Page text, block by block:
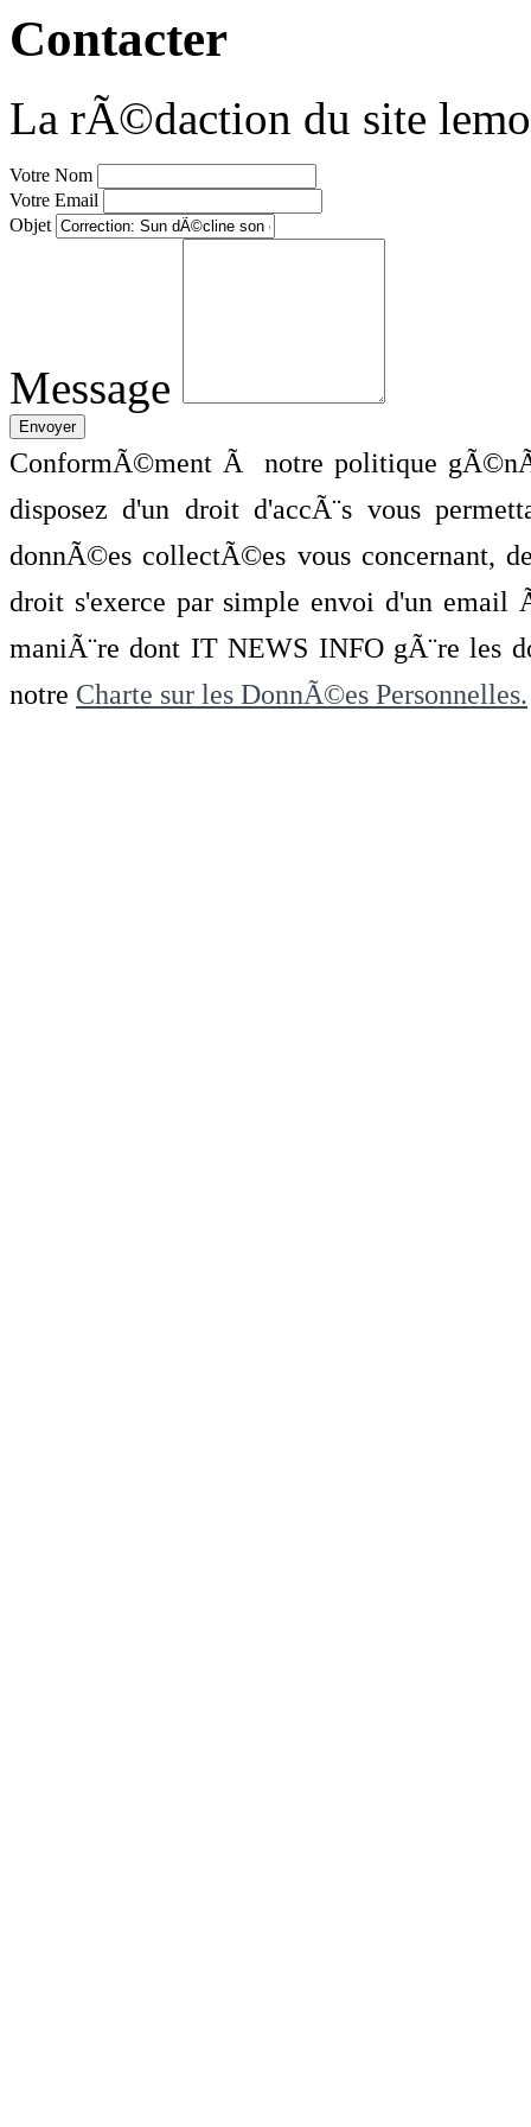
Contacter
La rÃ©daction du site
Votre Nom
Votre Email
Objet
Message
ConformÃ©ment Ã notre politique
disposez d'un droit d'accÃ¨s vous
donnÃ©es collectÃ©es vous concernant,
droit s'exerce par simple envoi d'un
maniÃ¨re dont IT NEWS INFO gÃ¨re les
notre Charte sur les DonnÃ©es Personnelles.